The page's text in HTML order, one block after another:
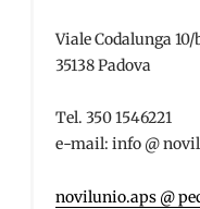
Viale Codalunga 10/
35138 Padova
Tel. 350 1546221
e-mail: info @
novilunio.aps @